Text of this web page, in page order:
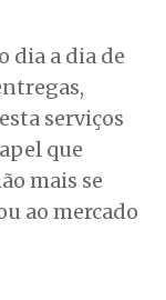
dia a dia de
serviços
que
mais se
ao mercado